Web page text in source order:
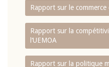
Rapport sur le
Rapport sur la
l‘UEMOA
Rapport sur la politique